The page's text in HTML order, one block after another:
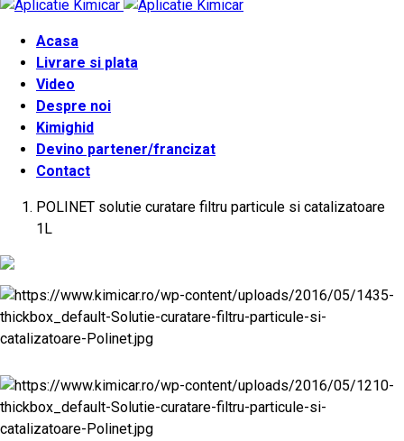
Acasa
Livrare si plata
Video
Despre noi
Kimighid
Devino partener/francizat
Contact
POLINET solutie curatare filtru particule si catalizatoare
1L